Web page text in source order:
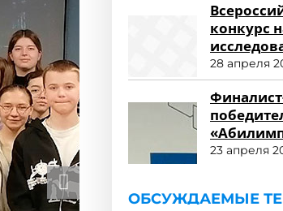
конкурс
работ
28 апреля
студент
23 апреля
ОБСУЖДАЕМЫЕ